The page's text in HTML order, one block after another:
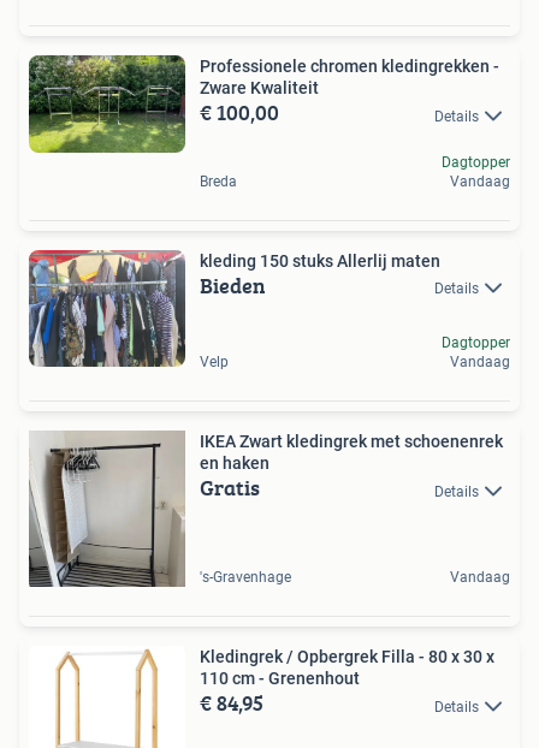
Professionele chromen kledingrekken -
Zware Kwaliteit
€ 100,00 Details
Breda
Dagtopper
Vandaag
kleding 150 stuks Allerlij maten
Bieden Details
Velp
Dagtopper
Vandaag
IKEA Zwart kledingrek met schoenenrek
en haken
Gratis Details
's-Gravenhage Vandaag
Kledingrek / Opbergrek Filla - 80 x 30 x
110 cm - Grenenhout
€ 84,95 Details